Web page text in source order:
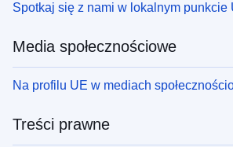
Spotkaj się z nami w lokalnym punkcie
Media społecznościowe
Na profilu UE w mediach
Treści prawne